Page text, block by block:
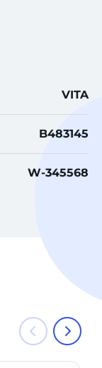
VITA
B483145
W-345568